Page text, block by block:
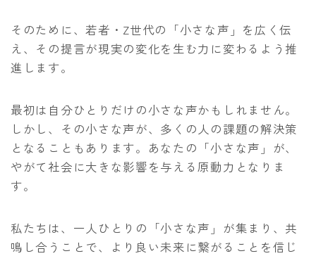
そのために、若者・Z世代の「小さな声」を広く伝
え、その提言が現実の変化を生む力に変わるよう推
進します。
最初は自分ひとりだけの小さな声かもしれません。
しかし、その小さな声が、多くの人の課題の解決策
となることもあります。あなたの「小さな声」が、
やがて社会に大きな影響を与える原動力となりま
す。
私たちは、一人ひとりの「小さな声」が集まり、共
鳴し合うことで、より良い未来に繋がることを信じ